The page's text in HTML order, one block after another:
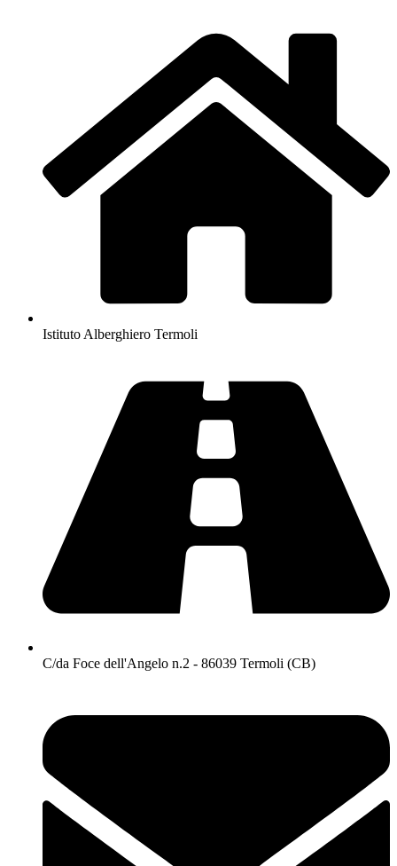
Istituto Alberghiero Termoli
C/da Foce dell'Angelo n.2 - 86039 Termoli (CB)